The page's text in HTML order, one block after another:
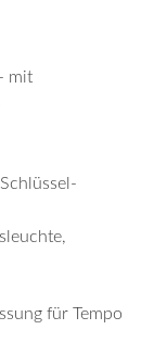
- mit
für Tempo